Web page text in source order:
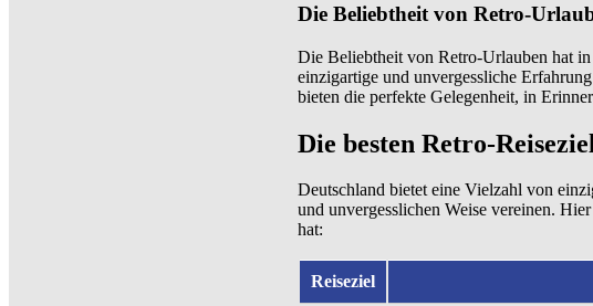
Die Beliebtheit von Retro-
Die Beliebtheit von Retro-Urlauben hat
einzigartige und unvergessliche
bieten die perfekte Gelegenheit, in
Die besten Retro-
Deutschland bietet eine Vielzahl von
und unvergesslichen Weise vereinen.
hat:
Reiseziel